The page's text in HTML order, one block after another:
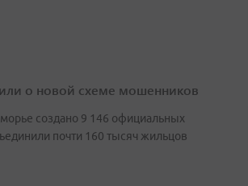
о новой схеме мошенников
создано 9 146 официальных
почти 160 тысяч жильцов